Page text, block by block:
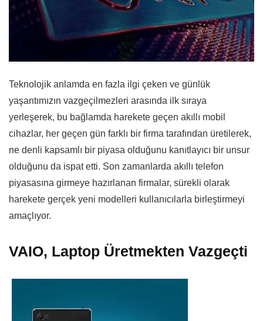
Teknolojik anlamda en fazla ilgi çeken ve günlük
yaşantımızın vazgeçilmezleri arasında ilk sıraya
yerleşerek, bu bağlamda harekete geçen akıllı mobil
cihazlar, her geçen gün farklı bir firma tarafından üretilerek,
ne denli kapsamlı bir piyasa olduğunu kanıtlayıcı bir unsur
olduğunu da ispat etti. Son zamanlarda akıllı telefon
piyasasına girmeye hazırlanan firmalar, sürekli olarak
harekete gerçek yeni modelleri kullanıcılarla birleştirmeyi
amaçlıyor.
VAIO, Laptop Üretmekten Vazgeçti